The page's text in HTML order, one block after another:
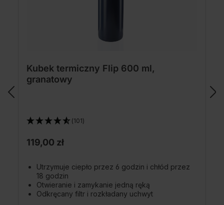
Kubek termiczny Flip 600 ml,
granatowy
(101)
119,00 zł
Utrzymuje ciepło przez 6 godzin i chłód przez
18 godzin
Otwieranie i zamykanie jedną ręką
Odkręcany filtr i rozkładany uchwyt